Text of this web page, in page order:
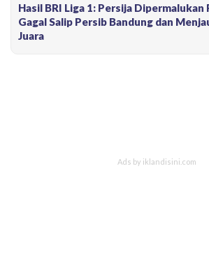
Hasil BRI Liga 1: Persija
Gagal Salip Persib Bandung dan
Juara